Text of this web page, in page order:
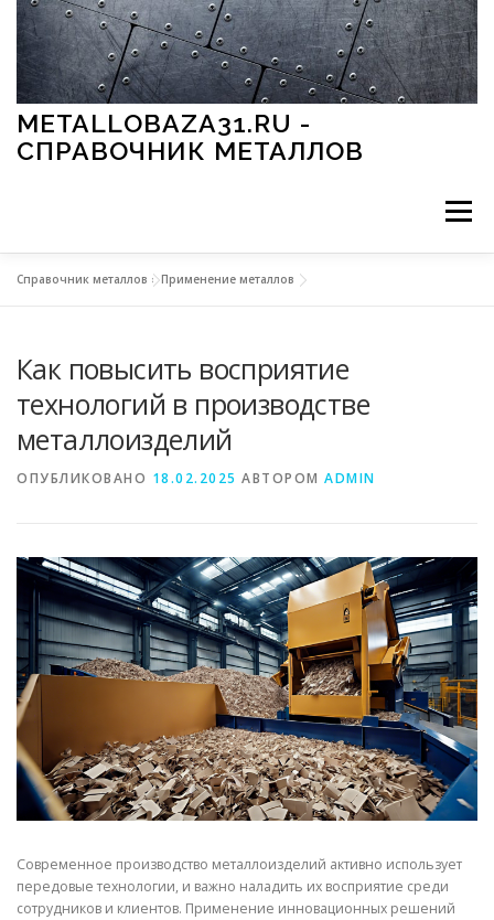
Перейти к содержимому
METALLOBAZA31.RU -
СПРАВОЧНИК МЕТАЛЛОВ
Меню
МЕТАЛЛЫ И ОКРУЖАЮЩАЯ СРЕДА
ПРИМЕНЕНИЕ МЕТАЛЛОВ
СТАТЬИ
Справочник металлов »Применение металлов
Как повысить восприятие
технологий в производстве
металлоизделий
ОПУБЛИКОВАНО 18.02.2025 АВТОРОМ ADMIN
Современное производство металлоизделий активно использует
передовые технологии, и важно наладить их восприятие среди
сотрудников и клиентов. Применение инновационных решений